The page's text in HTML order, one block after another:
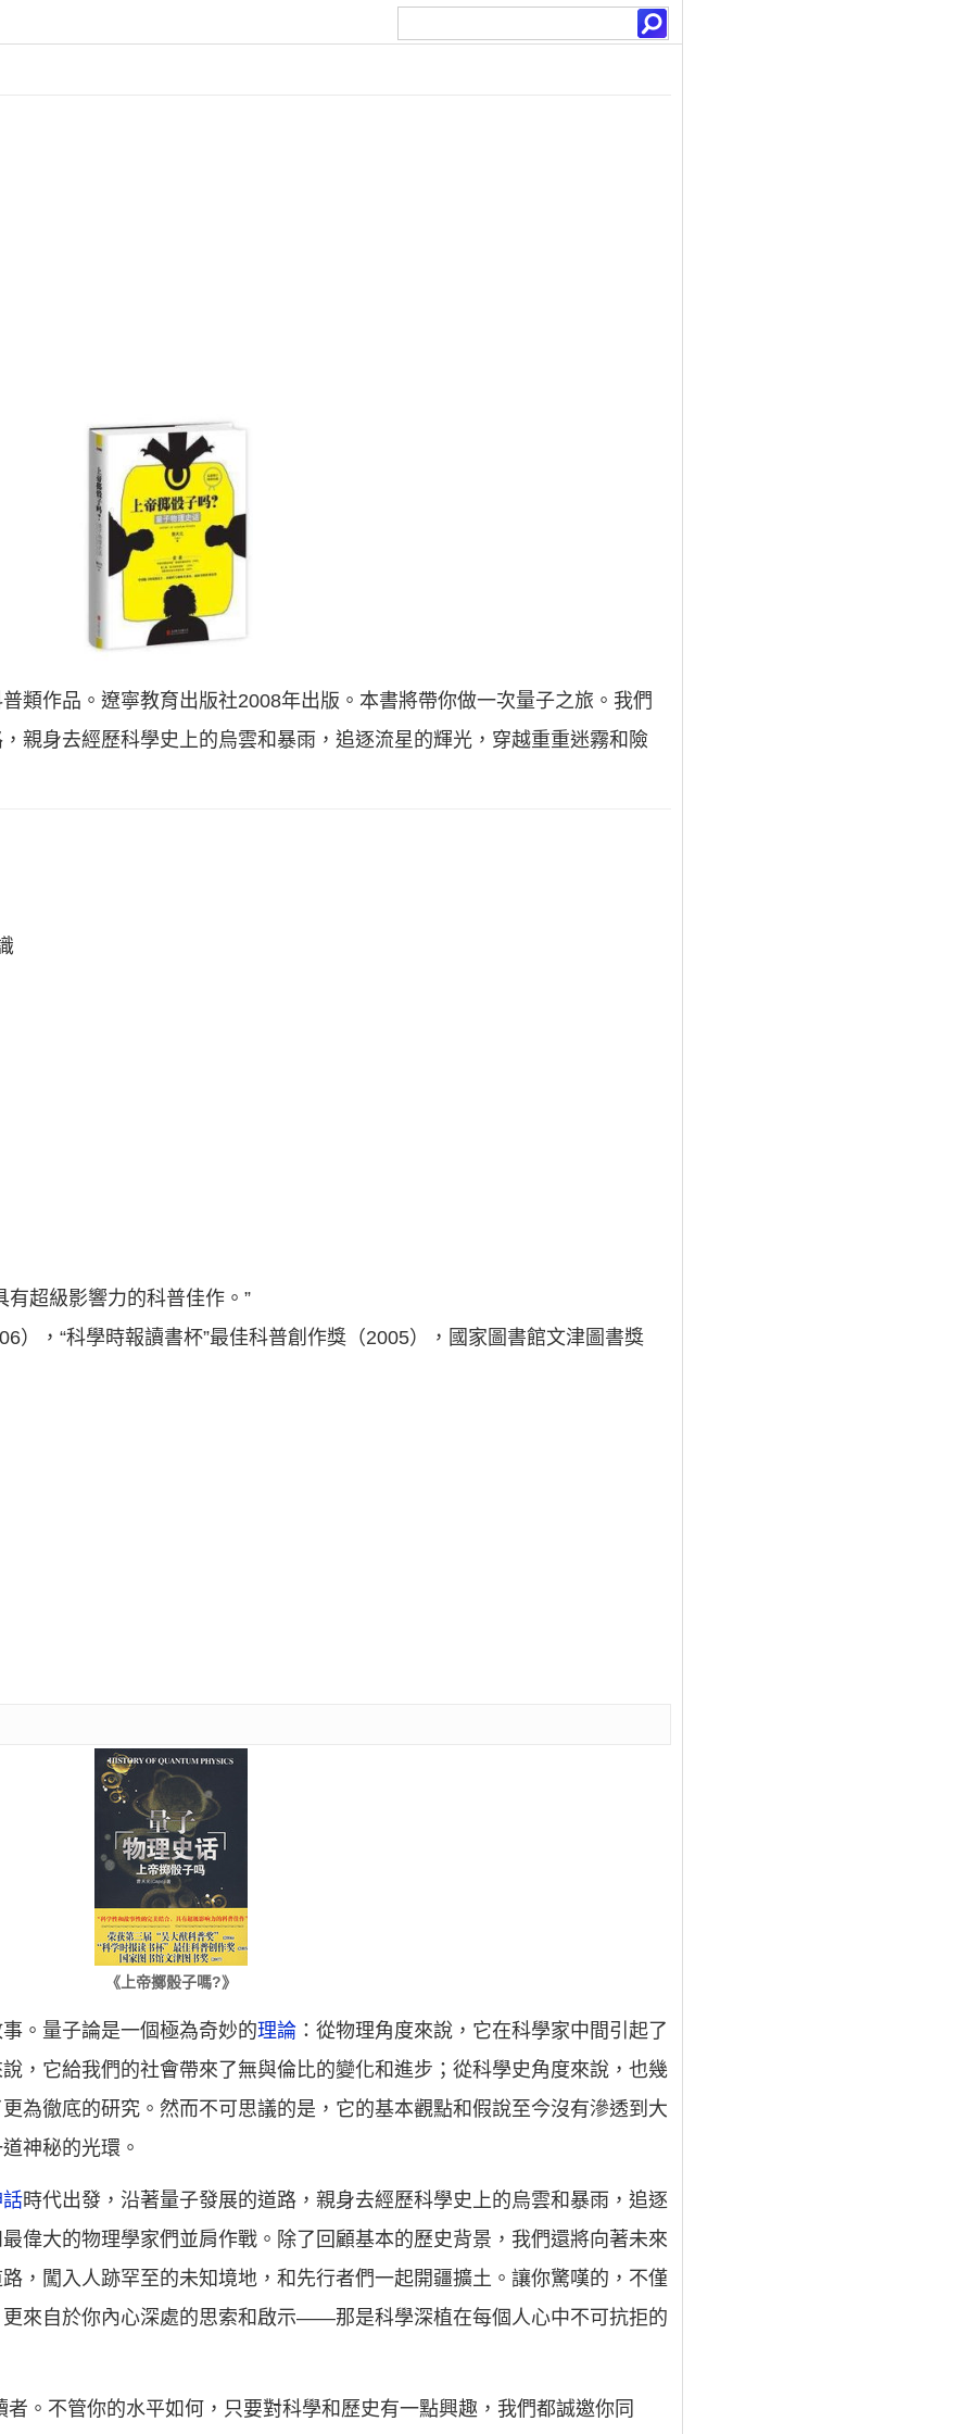
類作品。遼寧教育出版社2008年出版。本書將帶你做一次量子之旅。我們
親身去經歷科學史上的烏雲和暴雨，追逐流星的輝光，穿越重重迷霧和險
有超級影響力的科普佳作。”
），“科學時報讀書杯”最佳科普創作獎（2005），國家圖書館文津圖書獎
《上帝擲骰子嗎?》
。量子論是一個極為奇妙的理論 ：從物理角度來說，它在科學家中間引起了
，它給我們的社會帶來了無與倫比的變化和進步；從科學史角度來說，也幾
為徹底的研究。然而不可思議的是，它的基本觀點和假說至今沒有滲透到大
神秘的光環。
時代出發，沿著量子發展的道路，親身去經歷科學史上的烏雲和暴雨，追逐
偉大的物理學家們並肩作戰。除了回顧基本的歷史背景，我們還將向著未來
，闖入人跡罕至的未知境地，和先行者們一起開疆擴土。讓你驚嘆的，不僅
來自於你內心深處的思索和啟示——那是科學深植在每個人心中不可抗拒的
。不管你的水平如何，只要對科學和歷史有一點興趣，我們都誠邀你同